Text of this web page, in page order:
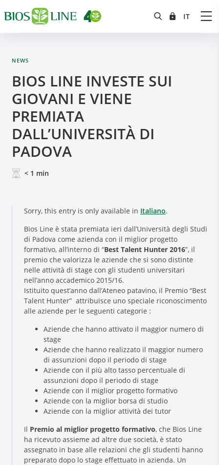
Social & Environment
NEWS
BIOS LINE INVESTE SUI
GIOVANI E VIENE
PREMIATA
DALL’UNIVERSITÀ DI
PADOVA
< 1 min
Sorry, this entry is only available in Italiano.
Bios Line è stata premiata ieri dall’Università degli Studi
di Padova come azienda con il miglior progetto
formativo, all’interno di “Best Talent Hunter 2016”, il
premio che valorizza le aziende che si sono distinte
nelle attività di stage con gli studenti universitari
nell’anno accademico 2015/16.
Istituito quest’anno dall’Ateneo patavino, il Premio “Best
Talent Hunter” attribuisce uno speciale riconoscimento
alle aziende per le seguenti categorie :
Aziende che hanno attivato il maggior numero di
stage
Aziende che hanno realizzato il maggior numero
di assunzioni dopo il periodo di stage
Aziende con il più alto tasso percentuale di
assunzioni dopo il periodo di stage
Aziende con il miglior progetto formativo
Aziende con la miglior borsa di studio
Aziende con la miglior attività dei tutor
Il Premio al miglior progetto formativo, che Bios Line
ha ricevuto assieme ad altre due società, è stato
assegnato in base alle relazioni che gli studenti hanno
preparato dopo lo stage effettuato in azienda. Un